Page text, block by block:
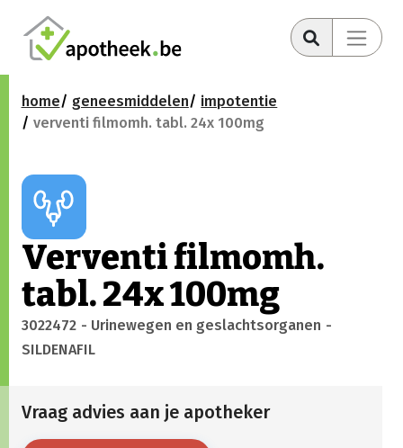
home geneesmiddelen
impotentie
verventi filmomh. tabl. 24x 100mg
Verventi filmomh.
tabl. 24x 100mg
3022472 - Urinewegen en geslachtsorganen -
SILDENAFIL
Vraag advies aan je apotheker